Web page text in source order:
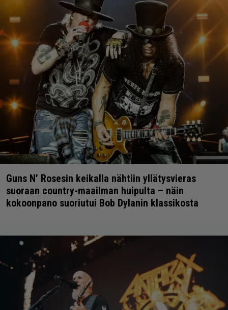
Guns N’ Rosesin keikalla nähtiin yllätysvieras
suoraan country-maailman huipulta – näin
kokoonpano suoriutui Bob Dylanin klassikosta